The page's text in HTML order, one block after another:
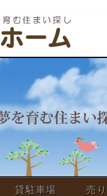
貸駐車場
売